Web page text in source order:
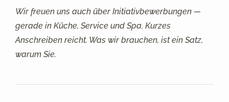
Wir freuen uns auch über Initiativbewerbungen —
gerade in Küche, Service und Spa. Kurzes
Anschreiben reicht. Was wir brauchen, ist ein Satz,
warum Sie.